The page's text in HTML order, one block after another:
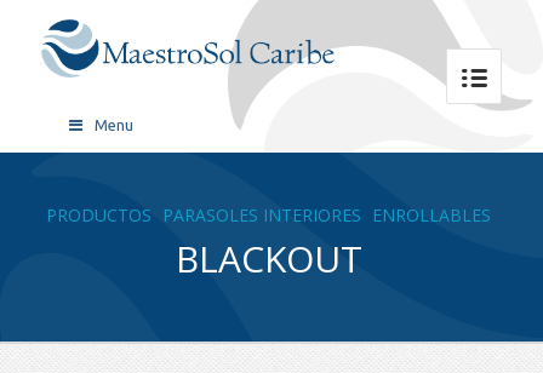
Menu
PRODUCTOS PARASOLES INTERIORES ENROLLABLES
BLACKOUT